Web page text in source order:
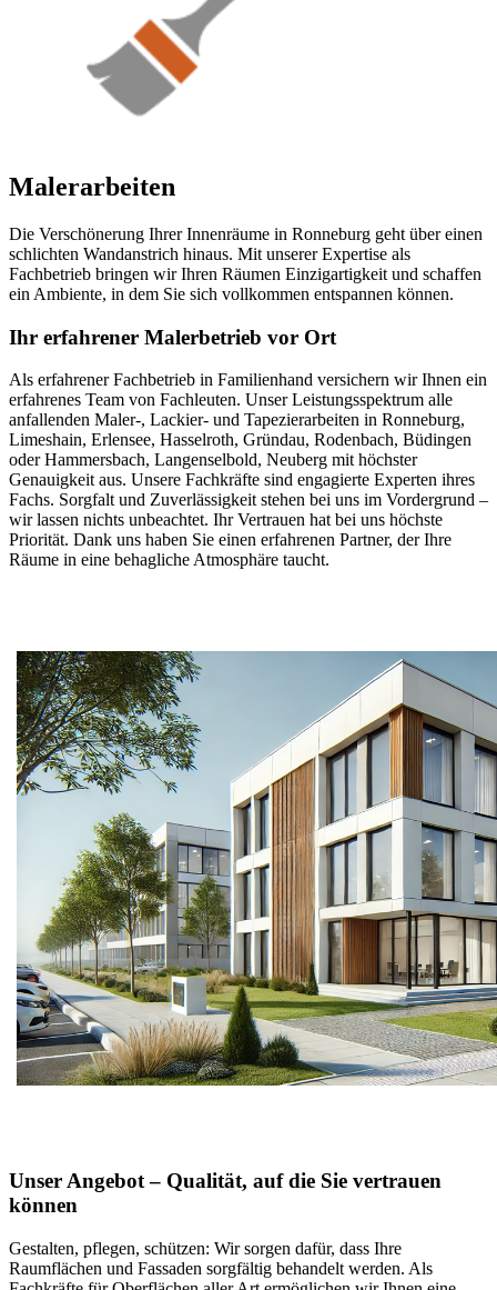
Malerarbeiten
Die Verschönerung Ihrer Innenräume in Ronneburg geht über einen
schlichten Wandanstrich hinaus. Mit unserer Expertise als
Fachbetrieb bringen wir Ihren Räumen Einzigartigkeit und schaffen
ein Ambiente, in dem Sie sich vollkommen entspannen können.
Ihr erfahrener Malerbetrieb vor Ort
Als erfahrener Fachbetrieb in Familienhand versichern wir Ihnen ein
erfahrenes Team von Fachleuten. Unser Leistungsspektrum alle
anfallenden Maler-, Lackier- und Tapezierarbeiten in Ronneburg,
Limeshain, Erlensee, Hasselroth, Gründau, Rodenbach, Büdingen
oder Hammersbach, Langenselbold, Neuberg mit höchster
Genauigkeit aus. Unsere Fachkräfte sind engagierte Experten ihres
Fachs. Sorgfalt und Zuverlässigkeit stehen bei uns im Vordergrund –
wir lassen nichts unbeachtet. Ihr Vertrauen hat bei uns höchste
Priorität. Dank uns haben Sie einen erfahrenen Partner, der Ihre
Räume in eine behagliche Atmosphäre taucht.
Unser Angebot – Qualität, auf die Sie vertrauen
können
Gestalten, pflegen, schützen: Wir sorgen dafür, dass Ihre
Raumflächen und Fassaden sorgfältig behandelt werden. Als